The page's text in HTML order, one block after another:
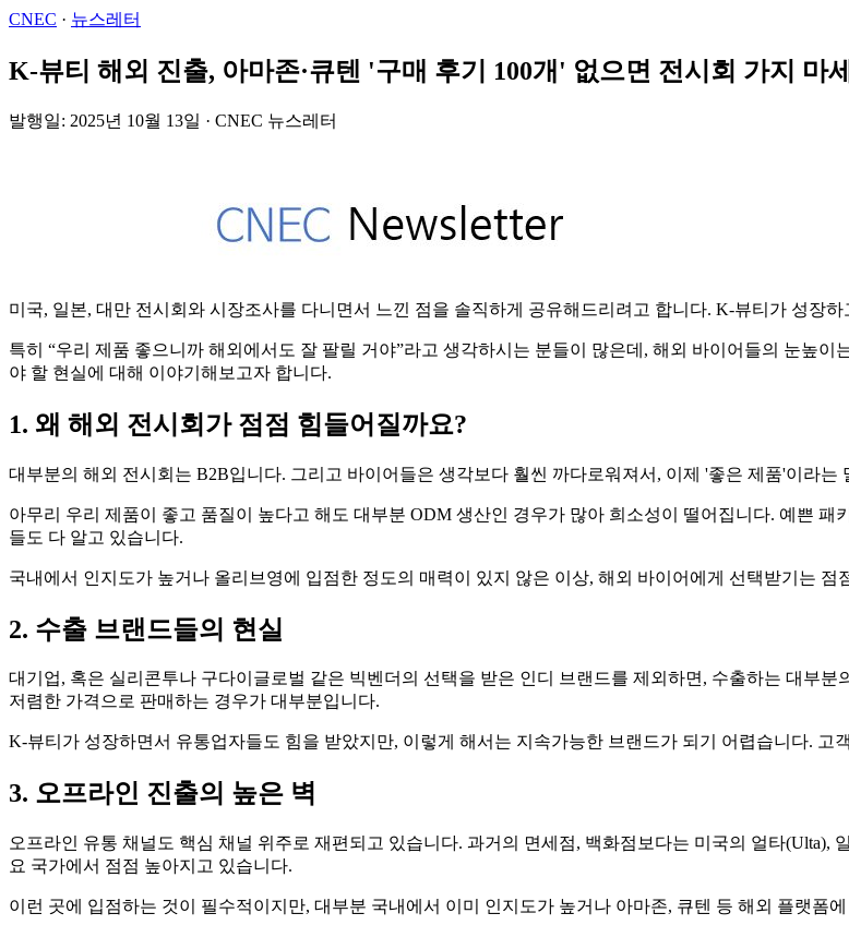
CNEC · 뉴스레터
K-뷰티 해외 진출, 아마존·큐텐 '구매 후기 100개' 없으면 전시회 가지 마
발행일: 2025년 10월 13일 · CNEC 뉴스레터
미국, 일본, 대만 전시회와 시장조사를 다니면서 느낀 점을 솔직하게 공유해드리려고 합니다. K-뷰티가 성장
특히 “우리 제품 좋으니까 해외에서도 잘 팔릴 거야”라고 생각하시는 분들이 많은데, 해외 바이어들의 눈높
야 할 현실에 대해 이야기해보고자 합니다.
1. 왜 해외 전시회가 점점 힘들어질까요?
대부분의 해외 전시회는 B2B입니다. 그리고 바이어들은 생각보다 훨씬 까다로워져서, 이제 '좋은 제품'이라는
아무리 우리 제품이 좋고 품질이 높다고 해도 대부분 ODM 생산인 경우가 많아 희소성이 떨어집니다. 예쁜
들도 다 알고 있습니다.
국내에서 인지도가 높거나 올리브영에 입점한 정도의 매력이 있지 않은 이상, 해외 바이어에게 선택받기는 점
2. 수출 브랜드들의 현실
대기업, 혹은 실리콘투나 구다이글로벌 같은 빅벤더의 선택을 받은 인디 브랜드를 제외하면, 수출하는 대부
저렴한 가격으로 판매하는 경우가 대부분입니다.
K-뷰티가 성장하면서 유통업자들도 힘을 받았지만, 이렇게 해서는 지속가능한 브랜드가 되기 어렵습니다. 고
3. 오프라인 진출의 높은 벽
오프라인 유통 채널도 핵심 채널 위주로 재편되고 있습니다. 과거의 면세점, 백화점보다는 미국의 얼타(Ulta),
요 국가에서 점점 높아지고 있습니다.
이런 곳에 입점하는 것이 필수적이지만, 대부분 국내에서 이미 인지도가 높거나 아마존, 큐텐 등 해외 플랫폼